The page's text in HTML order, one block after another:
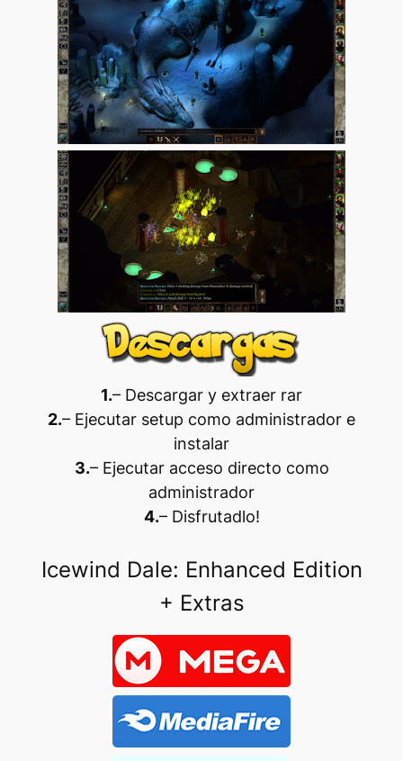
1.– Descargar y extraer rar
2.– Ejecutar setup como administrador e
instalar
3.– Ejecutar acceso directo como
administrador
4.– Disfrutadlo!
Icewind Dale: Enhanced Edition
+ Extras